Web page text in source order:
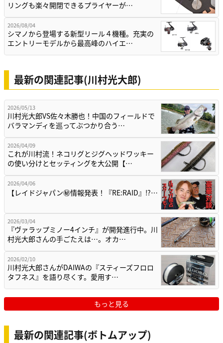
リングも楽々開閉できるプライヤーが…
2026/08/04
シマノから登場する新型リール４機種。充実の
エントリーモデルから最高峰のハイエ…
最新の関連記事(川村光大郎)
2026/05/13
川村光大郎VS佐々木勝也！中国のフィールドで
バラマンディを巡ってぶつかり合う…
2026/04/09
これが川村流！ネコリグとジグヘッドワッキー
の使い分けとセッティングを大公開【…
2026/04/06
【レイドジャパン㊙情報発表！『RE:RAID』⁉…
2026/03/04
『ヴァラップミノー4インチ』が開発進行中。川
村光大郎さんの手ごたえは…。オカ…
2026/02/10
川村光大郎さんがDAIWAの『スティーズフロロ
タフネス』を語り尽くす。愛用す…
もっと見る
最新の関連記事(ボトムアップ)